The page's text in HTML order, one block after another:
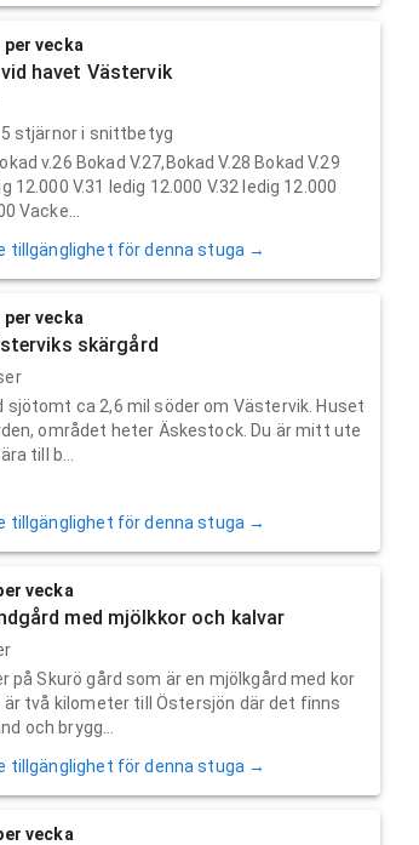
per vecka
havet Västervik
5 stjärnor i snittbetyg
v.26 Bokad V.27,Bokad V.28 Bokad V.29
12.000 V.31 ledig 12.000 V.32 ledig 12.000
Vacke...
tillgänglighet för denna stuga →
per vecka
skärgård
sjötomt ca 2,6 mil söder om Västervik. Huset
området heter Äskestock. Du är mitt ute
till b...
tillgänglighet för denna stuga →
vecka
med mjölkkor och kalvar
på Skurö gård som är en mjölkgård med kor
är två kilometer till Östersjön där det finns
och brygg...
tillgänglighet för denna stuga →
vecka